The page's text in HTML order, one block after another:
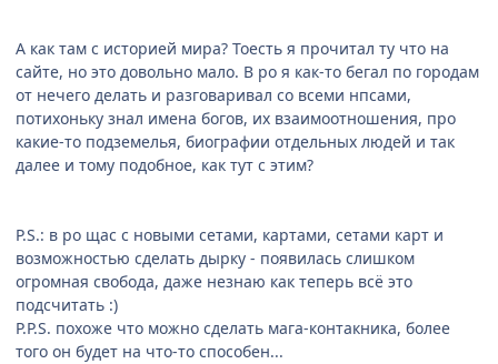
А как там с историей мира? Тоесть я прочитал ту что на
сайте, но это довольно мало. В ро я как-то бегал по городам
от нечего делать и разговаривал со всеми нпсами,
потихоньку знал имена богов, их взаимоотношения, про
какие-то подземелья, биографии отдельных людей и так
далее и тому подобное, как тут с этим?
P.S.: в ро щас с новыми сетами, картами, сетами карт и
возможностью сделать дырку - появилась слишком
огромная свобода, даже незнаю как теперь всё это
подсчитать :)
P.P.S. похоже что можно сделать мага-контакника, более
того он будет на что-то способен...